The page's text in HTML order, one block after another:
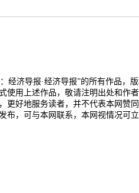
经济导报·经济导报”的所有作品，
使用上述作品，敬请注明出处和作
更好地服务读者，并不代表本网赞
布，可与本网联系，本网视情况可